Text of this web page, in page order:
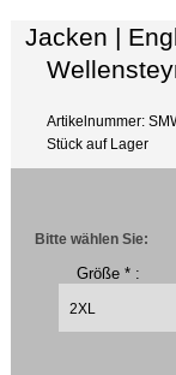
Jacken |
Artikelnummer:
Stück auf Lager
Bitte wählen Sie:
Größe * :